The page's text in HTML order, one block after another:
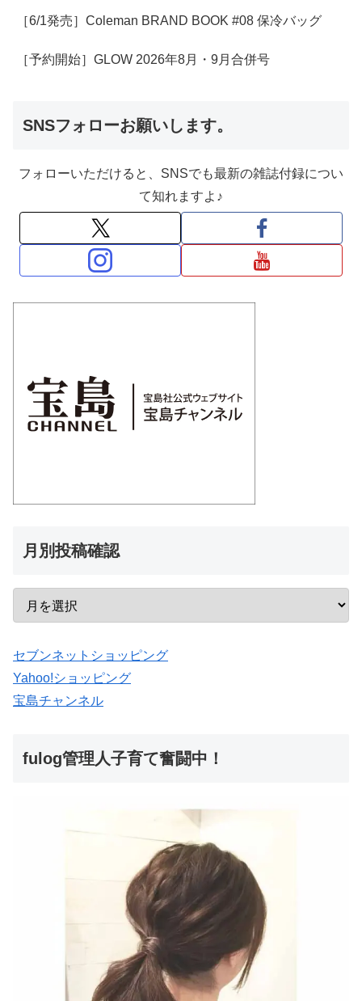
［6/1発売］Coleman BRAND BOOK #08 保冷バッグ
［予約開始］GLOW 2026年8月・9月合併号
SNSフォローお願いします。
フォローいただけると、SNSでも最新の雑誌付録につい
て知れますよ♪
月別投稿確認
セブンネットショッピング
Yahoo!ショッピング
宝島チャンネル
fulog管理人子育て奮闘中！